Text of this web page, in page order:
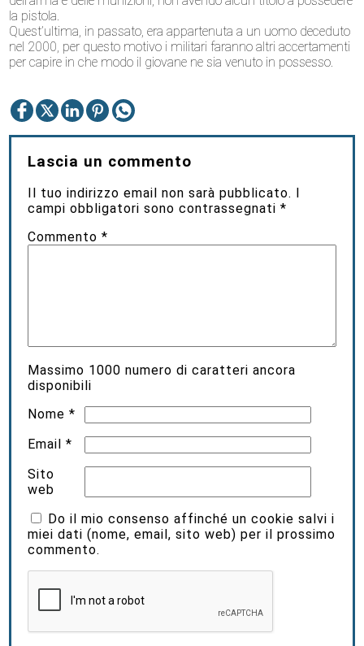
la pistola.
Quest’ultima, in passato, era appartenuta a un uomo deceduto
nel 2000, per questo motivo i militari faranno altri accertamenti
per capire in che modo il giovane ne sia venuto in possesso.
Lascia un commento
Il tuo indirizzo email non sarà pubblicato.
campi obbligatori sono contrassegnati*
Commento*
Massimo 1000 numero di caratteri ancora
disponibili
Nome*
Email*
Sito
web
Do il mio consenso affinché un cookie salvi i
miei dati (nome, email, sito web) per il prossimo
commento.